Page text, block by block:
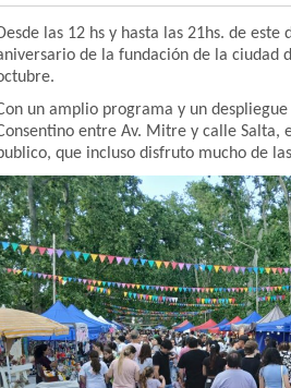
las 12 hs y hasta las 21hs. de
de la fundación de la ciudad
un amplio programa y un
entre Av. Mitre y calle Salta,
que incluso disfruto mucho de